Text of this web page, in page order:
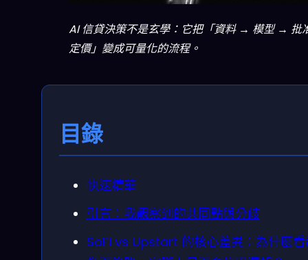
AI 信貸決策不是玄學：它把「資料 → 模型 → 批
定價」變成可量化的流程。
目錄
快速精華
引言：我觀察到的共同點與分歧
SoFi vs Upstart 的核心差異：為什麼看